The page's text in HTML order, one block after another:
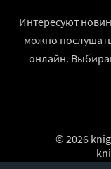
Интересуют
можно
онлайн.
© 2026